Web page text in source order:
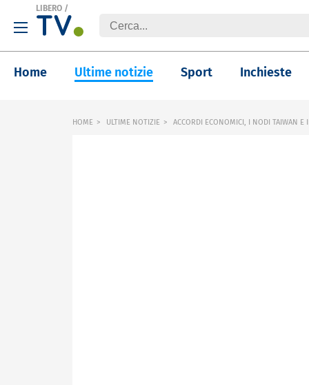
LIBERO /
Home Ultime notizie Sport Inchieste
HOME ULTIME NOTIZIE ACCORDI ECONOMICI, I NODI TAIWAN E